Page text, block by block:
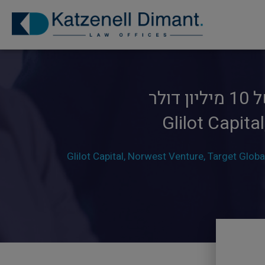
קצנל דימנט ייצגה את Ermetic בסיבוב השקעה כולל של 10 מיליון דולר